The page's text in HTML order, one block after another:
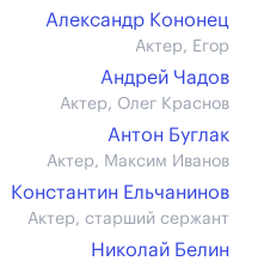
Александр Кононец
Актер, Егор
Андрей Чадов
Актер, Олег Краснов
Антон Буглак
Актер, Максим Иванов
Константин Ельчанинов
Актер, старший сержант
Николай Белин